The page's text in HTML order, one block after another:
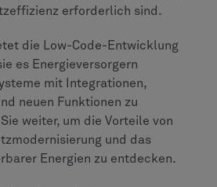
erforderlich sind.
die Low-Code-Entwicklung
es Energieversorgern
mit Integrationen,
neuen Funktionen zu
weiter, um die Vorteile von
und das
Energien zu entdecken.